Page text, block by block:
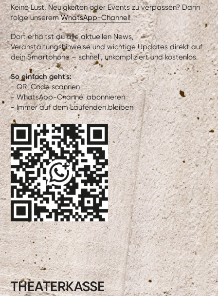
Keine Lust, Neuigkeiten oder Events zu verpassen? Dann
folge unseremWhatsApp-Channel!
Dort erhältst du alle aktuellen News,
Veranstaltungshinweise und wichtige Updates direkt auf
dein Smartphone – schnell, unkompliziert und kostenlos.
So einfach geht's:
- QR-Code scannen
- WhatsApp-Channel abonnieren
- Immer auf dem Laufenden bleiben
THEATERKASSE